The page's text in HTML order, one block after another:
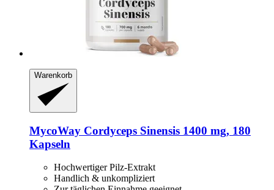
Warenkorb
MycoWay Cordyceps Sinensis 1400 mg, 180
Kapseln
Hochwertiger Pilz-Extrakt
Handlich & unkompliziert